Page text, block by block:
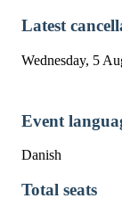
Latest
Wednesday, 5
Event
Danish
Total seats